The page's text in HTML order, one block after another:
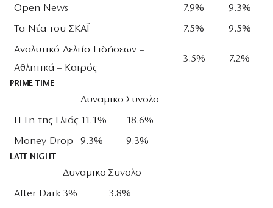
Open News
7.9%
9.3%
Τα Νέα του ΣΚΑΪ
7.5%
9.5%
Αναλυτικό Δελτίο Ειδήσεων –
Αθλητικά – Καιρός
3.5% 7.2%
PRIME TIME
Δυναμικο Συνολο
Η Γη της Ελιάς 11.1%
18.6%
Money Drop
9.3% 9.3%
LATE NIGHT
Δυναμικο Συνολο
After Dark 3%
3.8%